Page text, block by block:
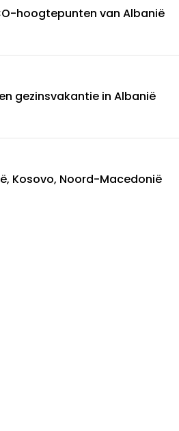
hoogtepunten van Albanië
gezinsvakantie in Albanië
Kosovo, Noord-Macedonië